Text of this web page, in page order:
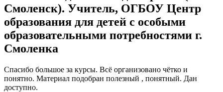
Смоленск). Учитель, ОГБОУ Центр
образования для детей с особыми
образовательными потребностями г.
Смоленка
Спасибо большое за курсы. Всё организовано чётко и
понятно. Материал подобран полезный , понятный. Дан
доступно.